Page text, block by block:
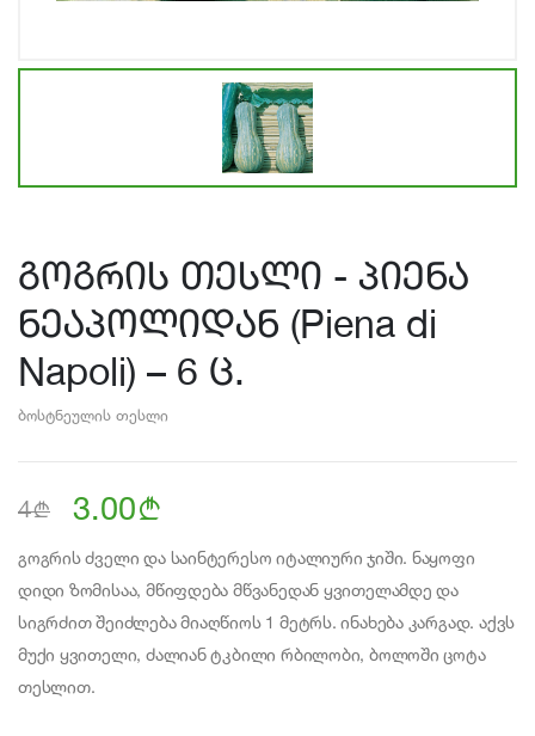
გოგრის თესლი - პიენა
ნეაპოლიდან (Piena di
Napoli) – 6 ც.
ბოსტნეულის თესლი
4b 3.00b
გოგრის ძველი და საინტერესო იტალიური ჯიში. ნაყოფი
დიდი ზომისაა, მწიფდება მწვანედან ყვითელამდე და
სიგრძით შეიძლება მიაღწიოს 1 მეტრს. ინახება კარგად. აქვს
მუქი ყვითელი, ძალიან ტკბილი რბილობი, ბოლოში ცოტა
თესლით.